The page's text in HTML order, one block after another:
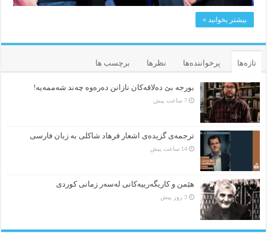
بیشتر بخوانید »
تازه‌ها پرخواننده‌ها نظرها برچسب ها
بورجە بێ دەلاقەکان نازانن دەرەوە چەند شەممەیە!
7 ساعت پیش
ترجمه‌ی گزیده‌‌ی اشعار فرهاد شاکلی به زبان فارسی
14 ساعت پیش
هێمن و كاریگەرییەكانی لەسەر زمانی كوردی
3 روز پیش